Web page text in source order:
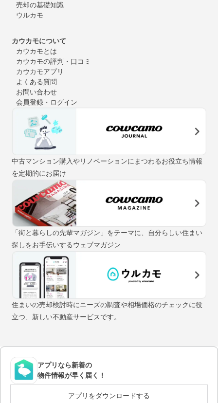
売却の基礎知識
ウルカモ
カウカモについて
カウカモとは
カウカモの評判・口コミ
カウカモアプリ
よくある質問
お問い合わせ
会員登録・ログイン
中古マンション購入やリノベーションにまつわるお役立ち情報
を定期的にお届け
「街と暮らしの先輩マガジン」をテーマに、自分らしい住まい
探しをお手伝いするウェブマガジン
住まいの売却検討時にニーズの調査や相場価格のチェックに役
立つ、新しい不動産サービスです。
アプリなら新着の
物件情報が早く届く！
アプリをダウンロードする